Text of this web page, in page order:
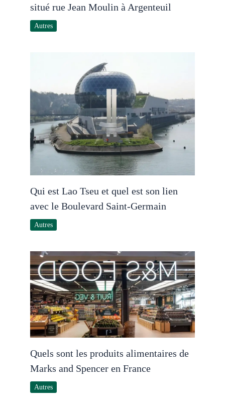
situé rue Jean Moulin à Argenteuil
Autres
Qui est Lao Tseu et quel est son lien
avec le Boulevard Saint-Germain
Autres
Quels sont les produits alimentaires de
Marks and Spencer en France
Autres